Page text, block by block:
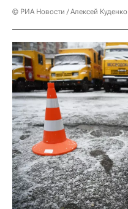
© РИА Новости / Алексей Куденко